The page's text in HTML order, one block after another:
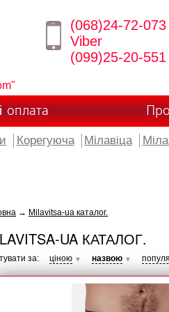
(068)24-72-073
Viber
(099)25-20-551
оплата
Корегуюча Мілавіца
→ Milavitsa-ua каталог.
UA КАТАЛОГ.
за: ціною ▼ назвою ▼